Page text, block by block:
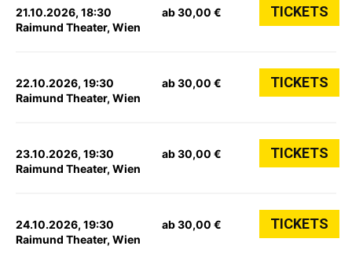
21.10.2026, 18:30
Raimund Theater, Wien
ab 30,00 € TICKETS
22.10.2026, 19:30
Raimund Theater, Wien
ab 30,00 € TICKETS
23.10.2026, 19:30
Raimund Theater, Wien
ab 30,00 € TICKETS
24.10.2026, 19:30
Raimund Theater, Wien
ab 30,00 € TICKETS